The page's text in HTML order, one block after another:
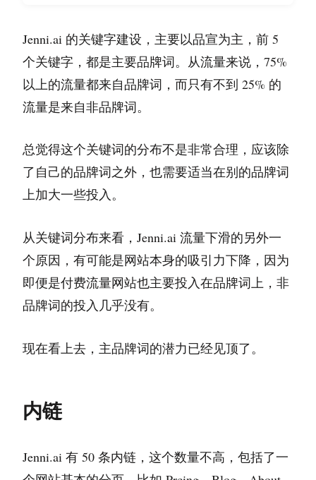
Jenni.ai 的关键字建设，主要以品宣为主，前 5
个关键字，都是主要品牌词。从流量来说，75%
以上的流量都来自品牌词，而只有不到 25% 的
流量是来自非品牌词。
总觉得这个关键词的分布不是非常合理，应该除
了自己的品牌词之外，也需要适当在别的品牌词
上加大一些投入。
从关键词分布来看，Jenni.ai 流量下滑的另外一
个原因，有可能是网站本身的吸引力下降，因为
即便是付费流量网站也主要投入在品牌词上，非
品牌词的投入几乎没有。
现在看上去，主品牌词的潜力已经见顶了。
内链
Jenni.ai 有 50 条内链，这个数量不高，包括了一